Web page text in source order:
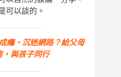
可以談的。
癮、沉迷網路？給父母
，與孩子同行